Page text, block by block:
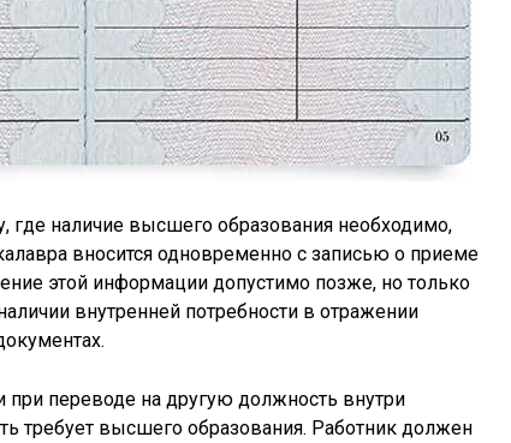
где наличие высшего образования необходимо,
вносится одновременно с записью о приеме
этой информации допустимо позже, но только
внутренней потребности в отражении
переводе на другую должность внутри
требует высшего образования. Работник должен